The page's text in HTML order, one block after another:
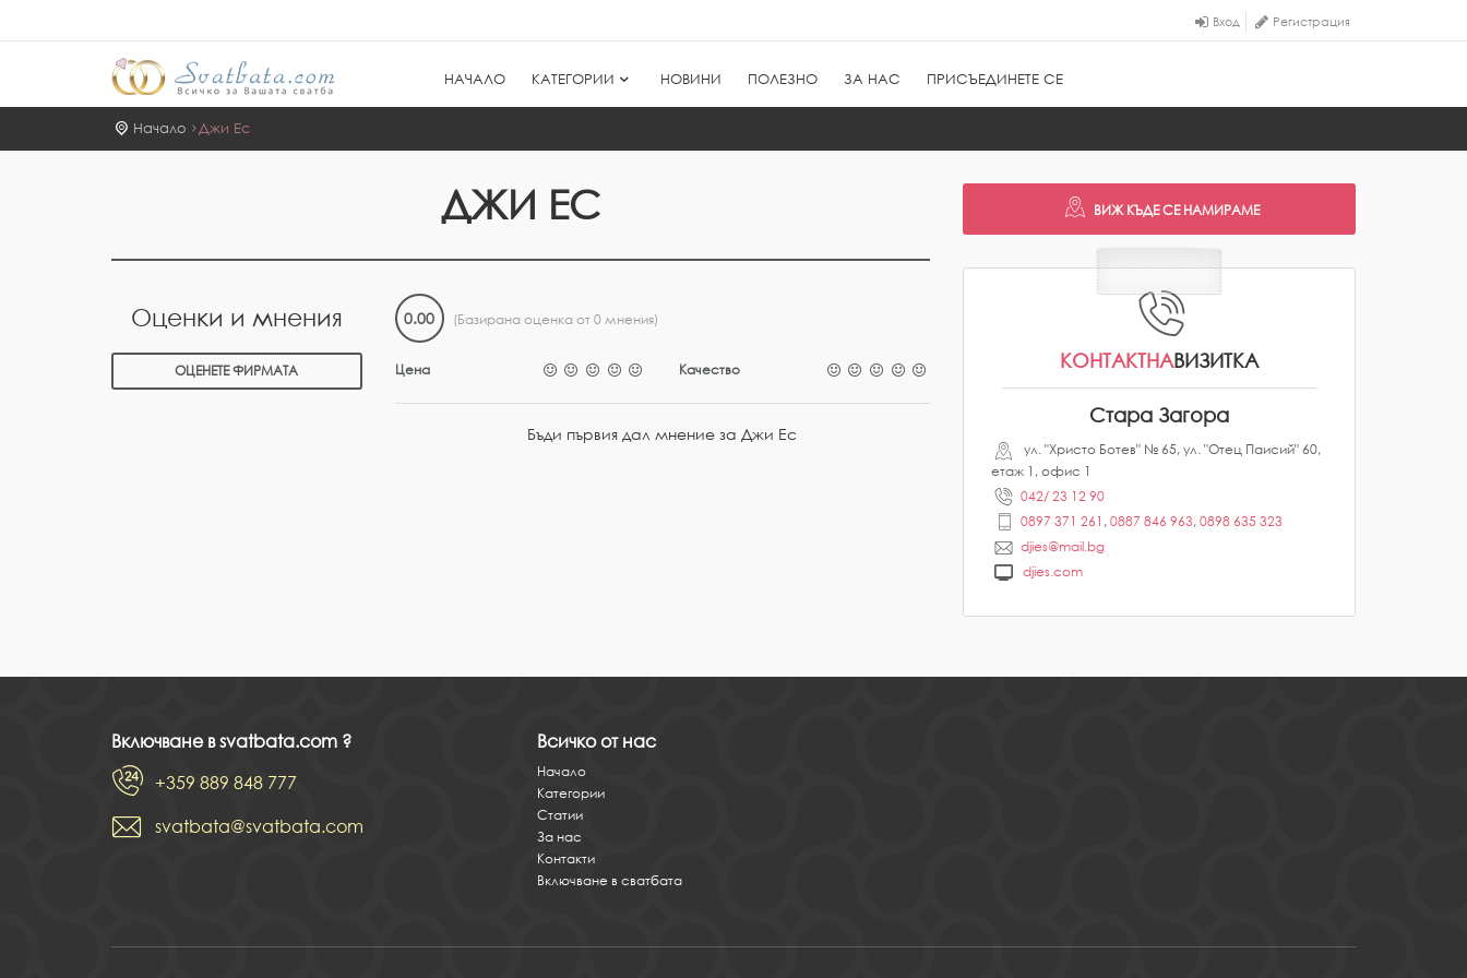
Вход Регистрация
НАЧАЛО КАТЕГОРИИ НОВИНИ ПОЛЕЗНО ЗА НАС ПРИСЪЕДИНЕТЕ СЕ
Начало Джи Ес
ДЖИ ЕС
Оценки и мнения
ОЦЕНЕТЕ ФИРМАТА
0.00 (Базирана оценка от 0 мнения)
Цена Качество
Бъди първия дал мнение за Джи Ес
КОНТАКТНАВИЗИТКА
Стара Загора
ул. "Христо Ботев" № 65, ул. "Отец Паисий" 60,
етаж 1, офис 1
042/ 23 12 90
0897 371 261 ,0887 846 963,0898 635 323
djies@mail.bg
djies.com
Включване в svatbata.com ?
+359 889 848 777
svatbata@svatbata.com
Всичко от нас
Начало
Категории
Статии
За нас
Контакти
Включване в сватбата